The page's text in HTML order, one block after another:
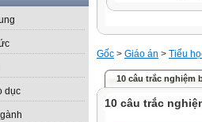
dục
Gốc > Giáo án > Tiểu
10 câu trắc nghiệm
10 câu trắc